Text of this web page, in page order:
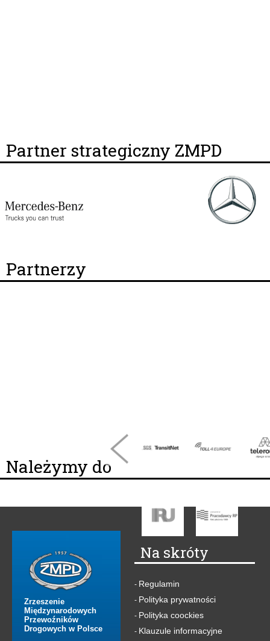
Partner strategiczny ZMPD
Partnerzy
Należymy do
Zrzeszenie
Międzynarodowych
Przewoźników
Drogowych w Polsce
Na skróty
- Regulamin
- Polityka prywatności
- Polityka coockies
- Klauzule informacyjne